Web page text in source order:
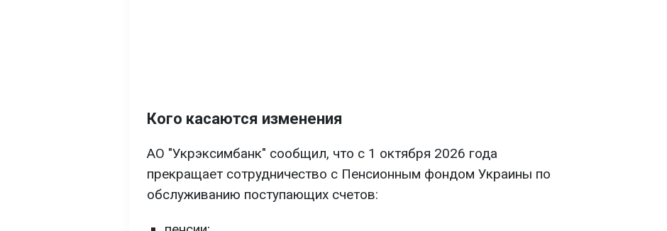
Кого касаются изменения
АО "Укрэксимбанк" сообщил, что с 1 октября 2026 года
прекращает сотрудничество с Пенсионным фондом Украины по
обслуживанию поступающих счетов: